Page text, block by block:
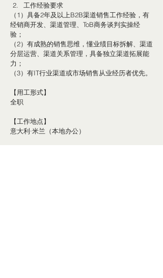
工作经验要求
（1）具备2年及以上B2B渠道销售工作经验，有
经销商开发、渠道管理、ToB商务谈判实操经
验；
（2）有成熟的销售思维，懂业绩目标拆解、渠道
分层运营、渠道关系管理，具备独立渠道拓展能
力；
（3）有IT行业渠道或市场销售从业经历者优先。
【用工形式】
全职
【工作地点】
意大利·米兰（本地办公）